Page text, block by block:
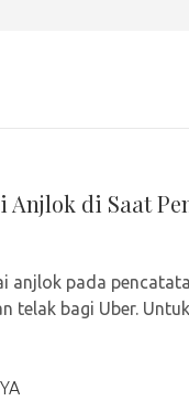
Anjlok di Saat
anjlok pada
telak bagi Uber.